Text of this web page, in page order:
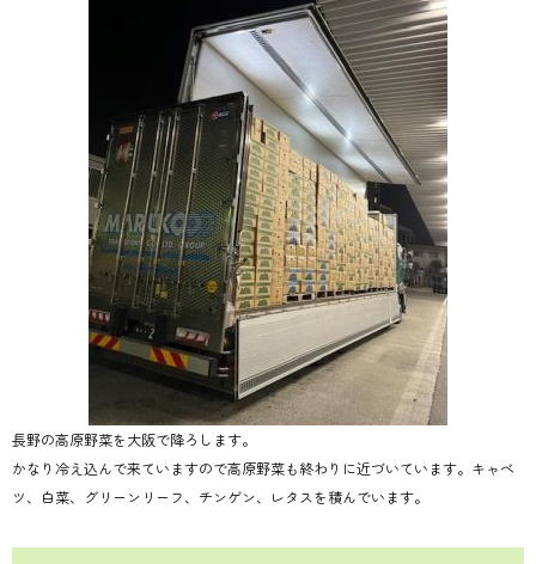
長野の高原野菜を大阪で降ろします。
かなり冷え込んで来ていますので高原野菜も終わりに近づいています。キャベ
ツ、白菜、グリーンリーフ、チンゲン、レタスを積んでいます。